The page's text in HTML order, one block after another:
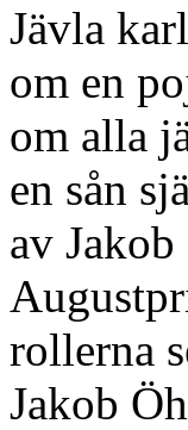
Jävla
om en
om alla
en sån
av
rollerna
Jakob